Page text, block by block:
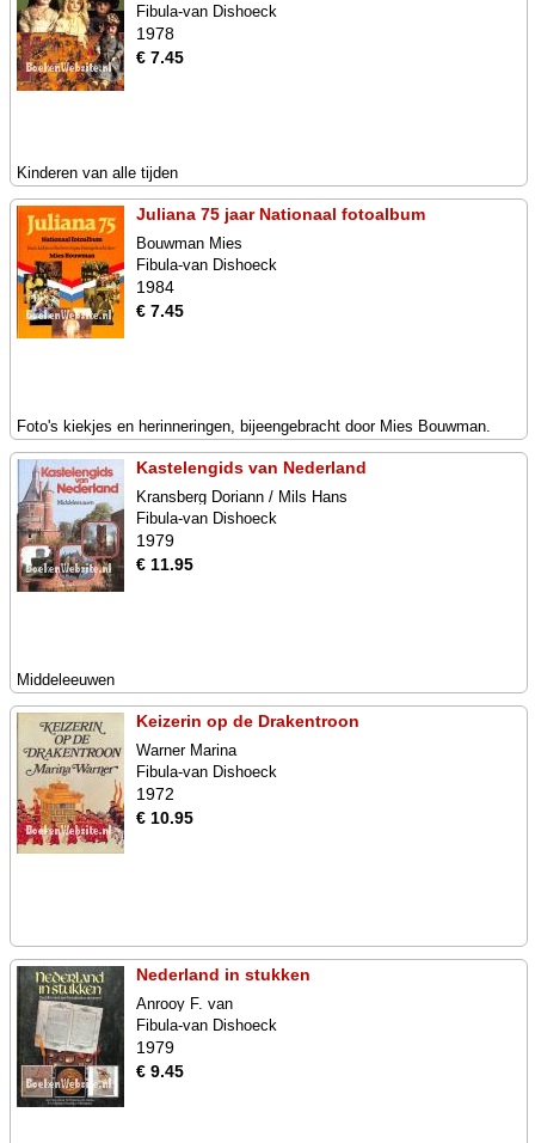
Fibula-van Dishoeck
1978
€ 7.45
Kinderen van alle tijden
Juliana 75 jaar Nationaal fotoalbum
Bouwman Mies
Fibula-van Dishoeck
1984
€ 7.45
Foto's kiekjes en herinneringen, bijeengebracht door Mies Bouwman.
Kastelengids van Nederland
Kransberg Doriann / Mils Hans
Fibula-van Dishoeck
1979
€ 11.95
Middeleeuwen
Keizerin op de Drakentroon
Warner Marina
Fibula-van Dishoeck
1972
€ 10.95
Nederland in stukken
Anrooy F. van
Fibula-van Dishoeck
1979
€ 9.45